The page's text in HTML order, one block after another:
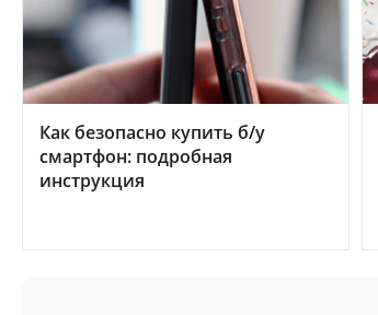
Как безопасно купить б/у
смартфон: подробная
инструкция